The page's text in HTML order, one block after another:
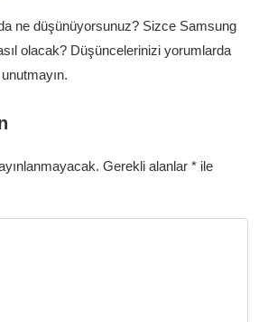
ne düşünüyorsunuz? Sizce Samsung
olacak? Düşüncelerinizi yorumlarda
Gerekli alanlar *ile